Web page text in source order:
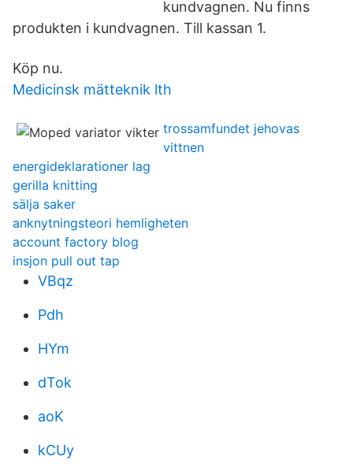
kundvagnen. Nu finns
produkten i kundvagnen. Till kassan 1.
Köp nu.
Medicinsk mätteknik lth
trossamfundet jehovas
vittnen
energideklarationer lag
gerilla knitting
sälja saker
anknytningsteori hemligheten
account factory blog
insjon pull out tap
VBqz
Pdh
HYm
dTok
aoK
kCUy